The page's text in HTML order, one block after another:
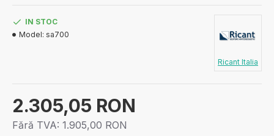
2.305,05 RON
Fără TVA: 1.905,00 RON
IN STOC
Model: sa700
Ricant Italia